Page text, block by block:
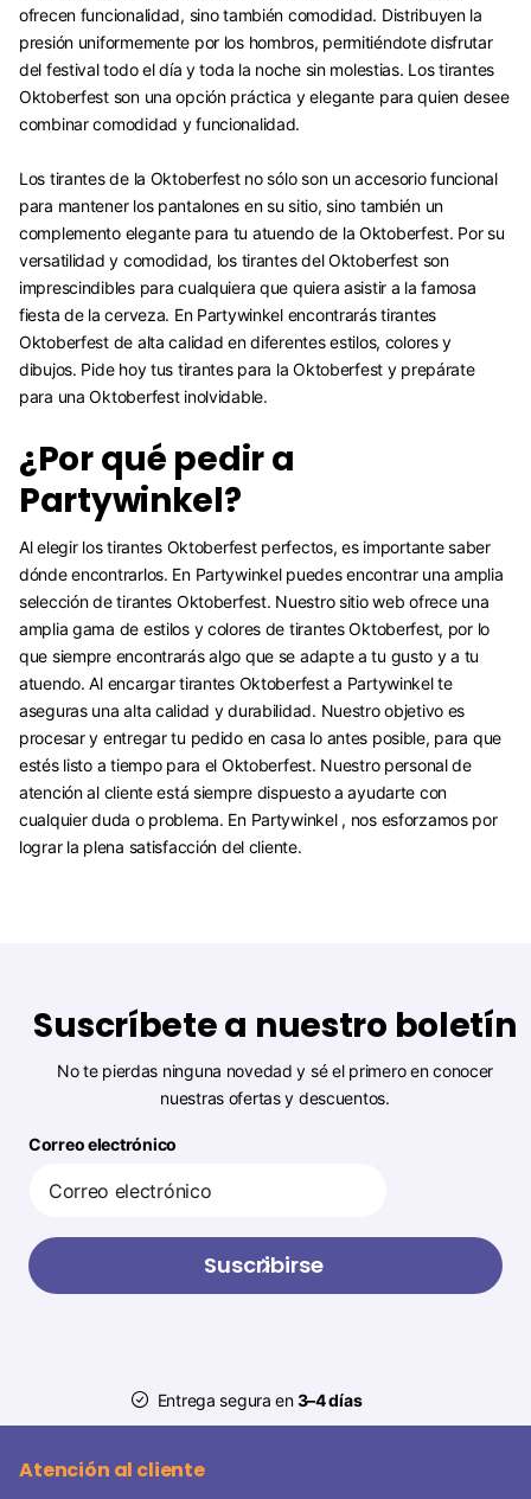
ofrecen funcionalidad, sino también comodidad. Distribuyen la
presión uniformemente por los hombros, permitiéndote disfrutar
del festival todo el día y toda la noche sin molestias. Los tirantes
Oktoberfest son una opción práctica y elegante para quien desee
combinar comodidad y funcionalidad.
Los tirantes de la Oktoberfest no sólo son un accesorio funcional
para mantener los pantalones en su sitio, sino también un
complemento elegante para tu atuendo de la Oktoberfest. Por su
versatilidad y comodidad, los tirantes del Oktoberfest son
imprescindibles para cualquiera que quiera asistir a la famosa
fiesta de la cerveza. En Partywinkel encontrarás tirantes
Oktoberfest de alta calidad en diferentes estilos, colores y
dibujos. Pide hoy tus tirantes para la Oktoberfest y prepárate
para una Oktoberfest inolvidable.
¿Por qué pedir a
Partywinkel?
Al elegir los tirantes Oktoberfest perfectos, es importante saber
dónde encontrarlos. En Partywinkel puedes encontrar una amplia
selección de tirantes Oktoberfest. Nuestro sitio web ofrece una
amplia gama de estilos y colores de tirantes Oktoberfest, por lo
que siempre encontrarás algo que se adapte a tu gusto y a tu
atuendo. Al encargar tirantes Oktoberfest a Partywinkel te
aseguras una alta calidad y durabilidad. Nuestro objetivo es
procesar y entregar tu pedido en casa lo antes posible, para que
estés listo a tiempo para el Oktoberfest. Nuestro personal de
atención al cliente está siempre dispuesto a ayudarte con
cualquier duda o problema. En Partywinkel , nos esforzamos por
lograr la plena satisfacción del cliente.
Suscríbete a nuestro boletín
No te pierdas ninguna novedad y sé el primero en conocer
nuestras ofertas y descuentos.
Correo electrónico
Suscribirse
Entrega segura en3–4 días
Atención al cliente